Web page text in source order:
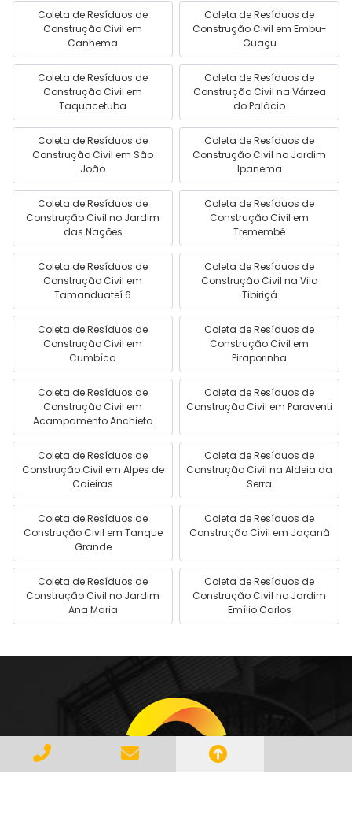
Coleta de Resíduos de
Construção Civil em
Canhema
Coleta de Resíduos de
Construção Civil em Embu-
Guaçu
Coleta de Resíduos de
Construção Civil em
Taquacetuba
Coleta de Resíduos de
Construção Civil na Várzea
do Palácio
Coleta de Resíduos de
Construção Civil em São
João
Coleta de Resíduos de
Construção Civil no Jardim
Ipanema
Coleta de Resíduos de
Construção Civil no Jardim
das Nações
Coleta de Resíduos de
Construção Civil em
Tremembé
Coleta de Resíduos de
Construção Civil em
Tamanduateí 6
Coleta de Resíduos de
Construção Civil na Vila
Tibiriçá
Coleta de Resíduos de
Construção Civil em
Cumbíca
Coleta de Resíduos de
Construção Civil em
Piraporinha
Coleta de Resíduos de
Construção Civil em
Acampamento Anchieta
Coleta de Resíduos de
Construção Civil em Paraventi
Coleta de Resíduos de
Construção Civil em Alpes de
Caieiras
Coleta de Resíduos de
Construção Civil na Aldeia da
Serra
Coleta de Resíduos de
Construção Civil em Tanque
Grande
Coleta de Resíduos de
Construção Civil em Jaçanã
Coleta de Resíduos de
Construção Civil no Jardim
Ana Maria
Coleta de Resíduos de
Construção Civil no Jardim
Emílio Carlos